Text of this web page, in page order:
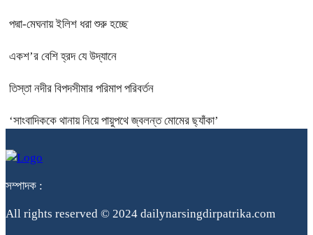
পদ্মা-মেঘনায় ইলিশ ধরা শুরু হচ্ছে
একশ’র বেশি হ্রদ যে উদ্যানে
তিস্তা নদীর বিপদসীমার পরিমাপ পরিবর্তন
‘সাংবাদিককে থানায় নিয়ে পায়ুপথে জ্বলন্ত মোমের ছ্যাঁকা’
সম্পাদক :
All rights reserved © 2024 dailynarsingdirpatrika.com